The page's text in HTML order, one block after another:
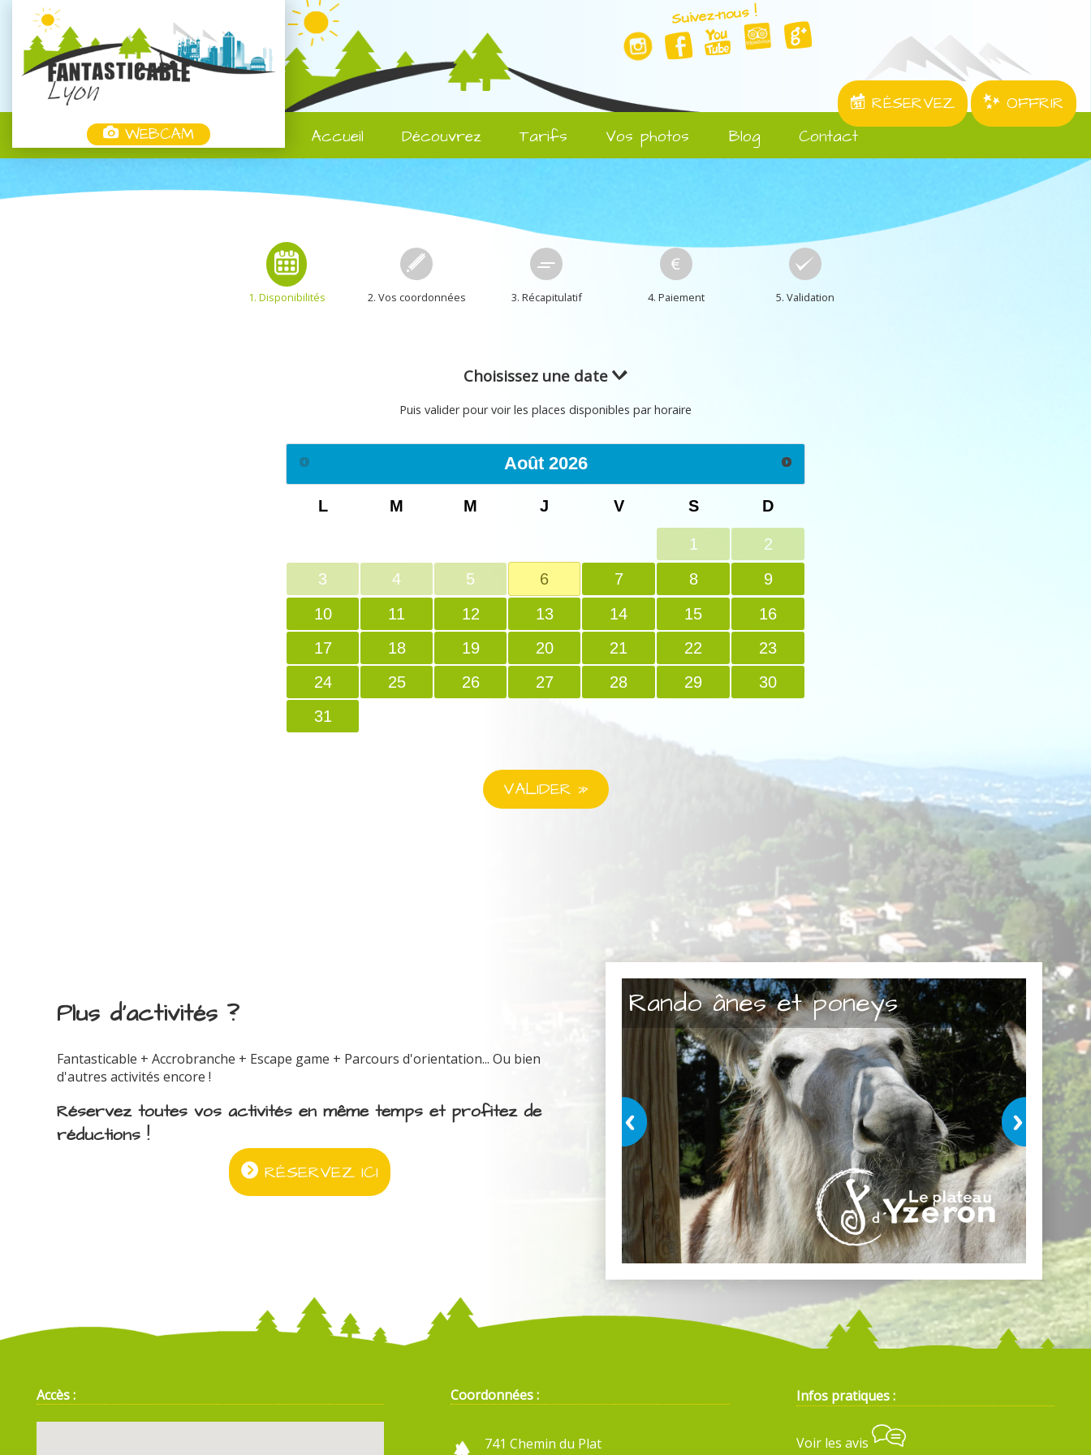
WEBCAM
Suivez-nous !
RÉSERVEZ
OFFRIR
Accueil
Découvrez Tarifs Vos photos Blog Contact
1. Disponibilités 2. Vos coordonnées 3. Récapitulatif 4. Paiement 5. Validation
Choisissez une date
Puis valider pour voir les places disponibles par horaire
Août 2026
L M M J V S D
1
2
3
4 5 6 7 8
9
10
11 12 13 14 15
16
17
18 19 20 21 22
23
24
25 26 27 28 29
30
31
Plus d'activités ?
Fantasticable + Accrobranche + Escape game + Parcours d'orientation... Ou bien
d'autres activités encore !
Réservez toutes vos activités en même temps et profitez de
réductions !
RÉSERVEZ ICI
Rando ânes et poneys
Accès : Coordonnées :
741 Chemin du Plat
Infos pratiques :
Voir les avis